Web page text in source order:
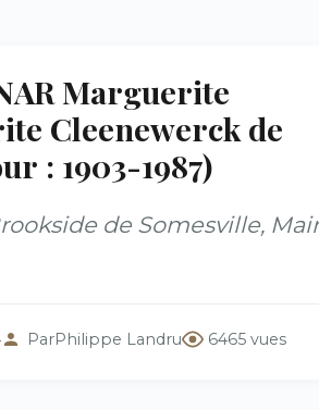
Marguerite
Cleenewerck de
: 1903-1987)
de Somesville,
ParPhilippe Landru 6465 vues